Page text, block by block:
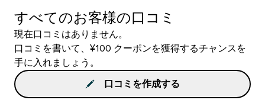
すべてのお客様の口コミ
現在口コミはありません。
口コミを書いて、¥100 クーポンを獲得するチャンスを
手に入れましょう。
口コミを作成する